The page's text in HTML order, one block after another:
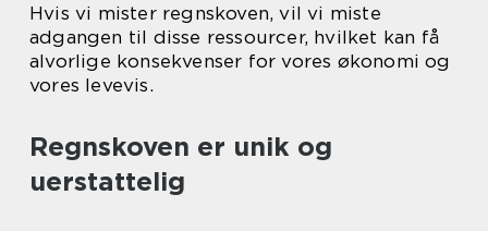
Hvis vi mister regnskoven, vil vi miste
adgangen til disse ressourcer, hvilket kan få
alvorlige konsekvenser for vores økonomi og
vores levevis.
Regnskoven er unik og
uerstattelig